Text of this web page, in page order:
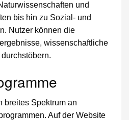
und
bis hin zu Sozial- und
Nutzer können die
wissenschaftliche
breites Spektrum an
Auf der Website